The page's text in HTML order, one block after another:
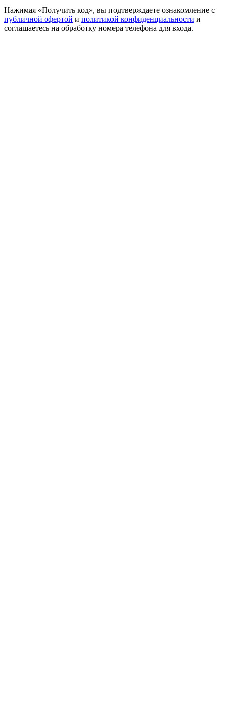
Нажимая «Получить код», вы подтверждаете ознакомление с
публичной офертой и политикой конфиденциальности и
соглашаетесь на обработку номера телефона для входа.